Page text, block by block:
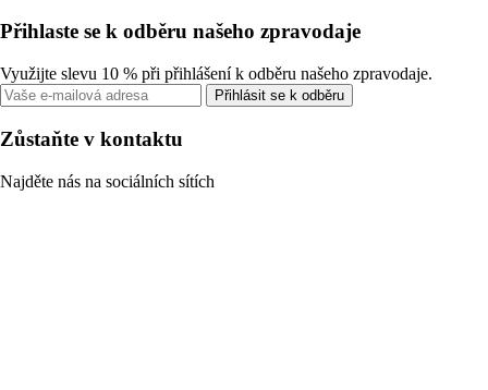
Přihlaste se k odběru našeho zpravodaje
Využijte slevu 10 % při přihlášení k odběru našeho zpravodaje.
Přihlásit se k odběru
Zůstaňte v kontaktu
Najděte nás na sociálních sítích